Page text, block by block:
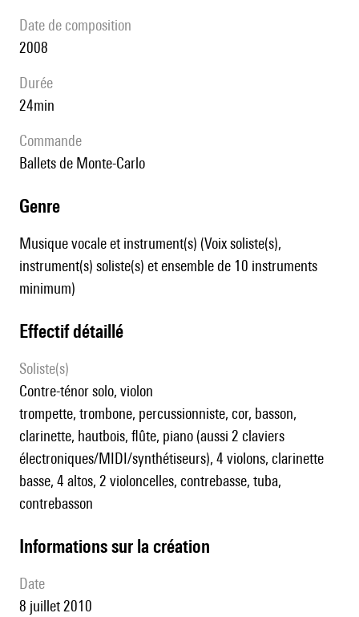
date de composition
2008
durée
24min
Commande
Ballets de Monte-Carlo
genre
Musique vocale et instrument(s) (Voix soliste(s),
instrument(s) soliste(s) et ensemble de 10 instruments
minimum)
effectif détaillé
Soliste(s)
contre-ténor solo, violon
trompette, trombone, percussionniste, cor, basson,
clarinette, hautbois, flûte, piano (aussi 2 claviers
électroniques/MIDI/synthétiseurs), 4 violons, clarinette
basse, 4 altos, 2 violoncelles, contrebasse, tuba,
contrebasson
informations sur la création
date
8 juillet 2010